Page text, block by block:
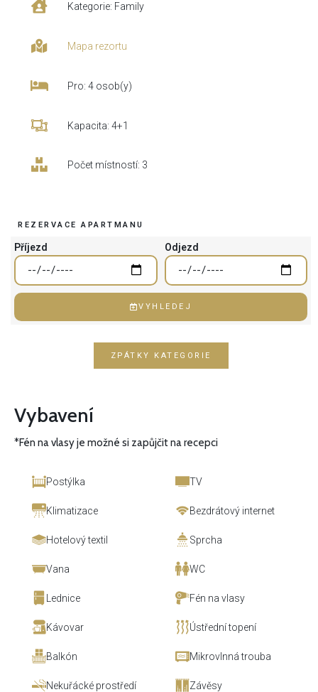
Kategorie: Family
Mapa rezortu
Pro: 4 osob(y)
Kapacita: 4+1
Počet místností: 3
REZERVACE APARTMANU
Příjezd Odjezd
VYHLEDEJ
ZPÁTKY KATEGORIE
Vybavení
*Fén na vlasy je možné si zapůjčit na recepci
Postýlka TV
Klimatizace Bezdrátový internet
Hotelový textil Sprcha
Vana WC
Lednice Fén na vlasy
Kávovar Ústřední topení
Balkón Mikrovlnná trouba
Nekuřácké prostředí Závěsy